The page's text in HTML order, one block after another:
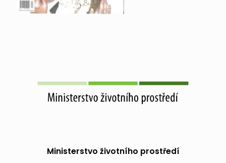
Ministerstvo životního prostředí